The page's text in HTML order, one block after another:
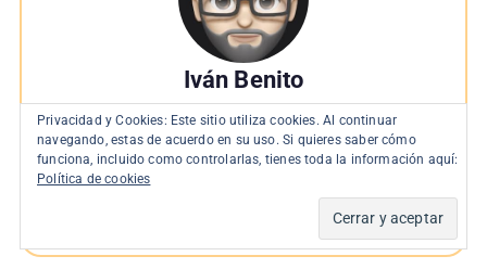
Iván Benito
Apasionado de la física, la lectura y los viajes.
Experto en tecnología e informática. Desde 2007
escribo reviews de productos.¡Pregúntame!
Privacidad y Cookies: Este sitio utiliza cookies. Al continuar
navegando, estas de acuerdo en su uso. Si quieres saber cómo
funciona, incluido como controlarlas, tienes toda la información aquí:
Política de cookies